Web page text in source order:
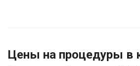
Цены на процедуры в